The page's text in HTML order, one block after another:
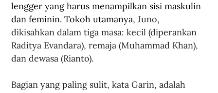
lengger yang harus menampilkan sisi maskulin
dan feminin. Tokoh utamanya, Juno,
dikisahkan dalam tiga masa: kecil (diperankan
Raditya Evandara), remaja (Muhammad Khan),
dan dewasa (Rianto).
Bagian yang paling sulit, kata Garin, adalah